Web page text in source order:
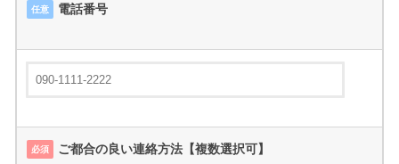
任意 電話番号
必須 ご都合の良い連絡方法【複数選択可】